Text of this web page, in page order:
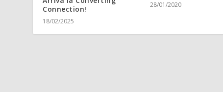
Connection!
18/02/2025
28/01/2020